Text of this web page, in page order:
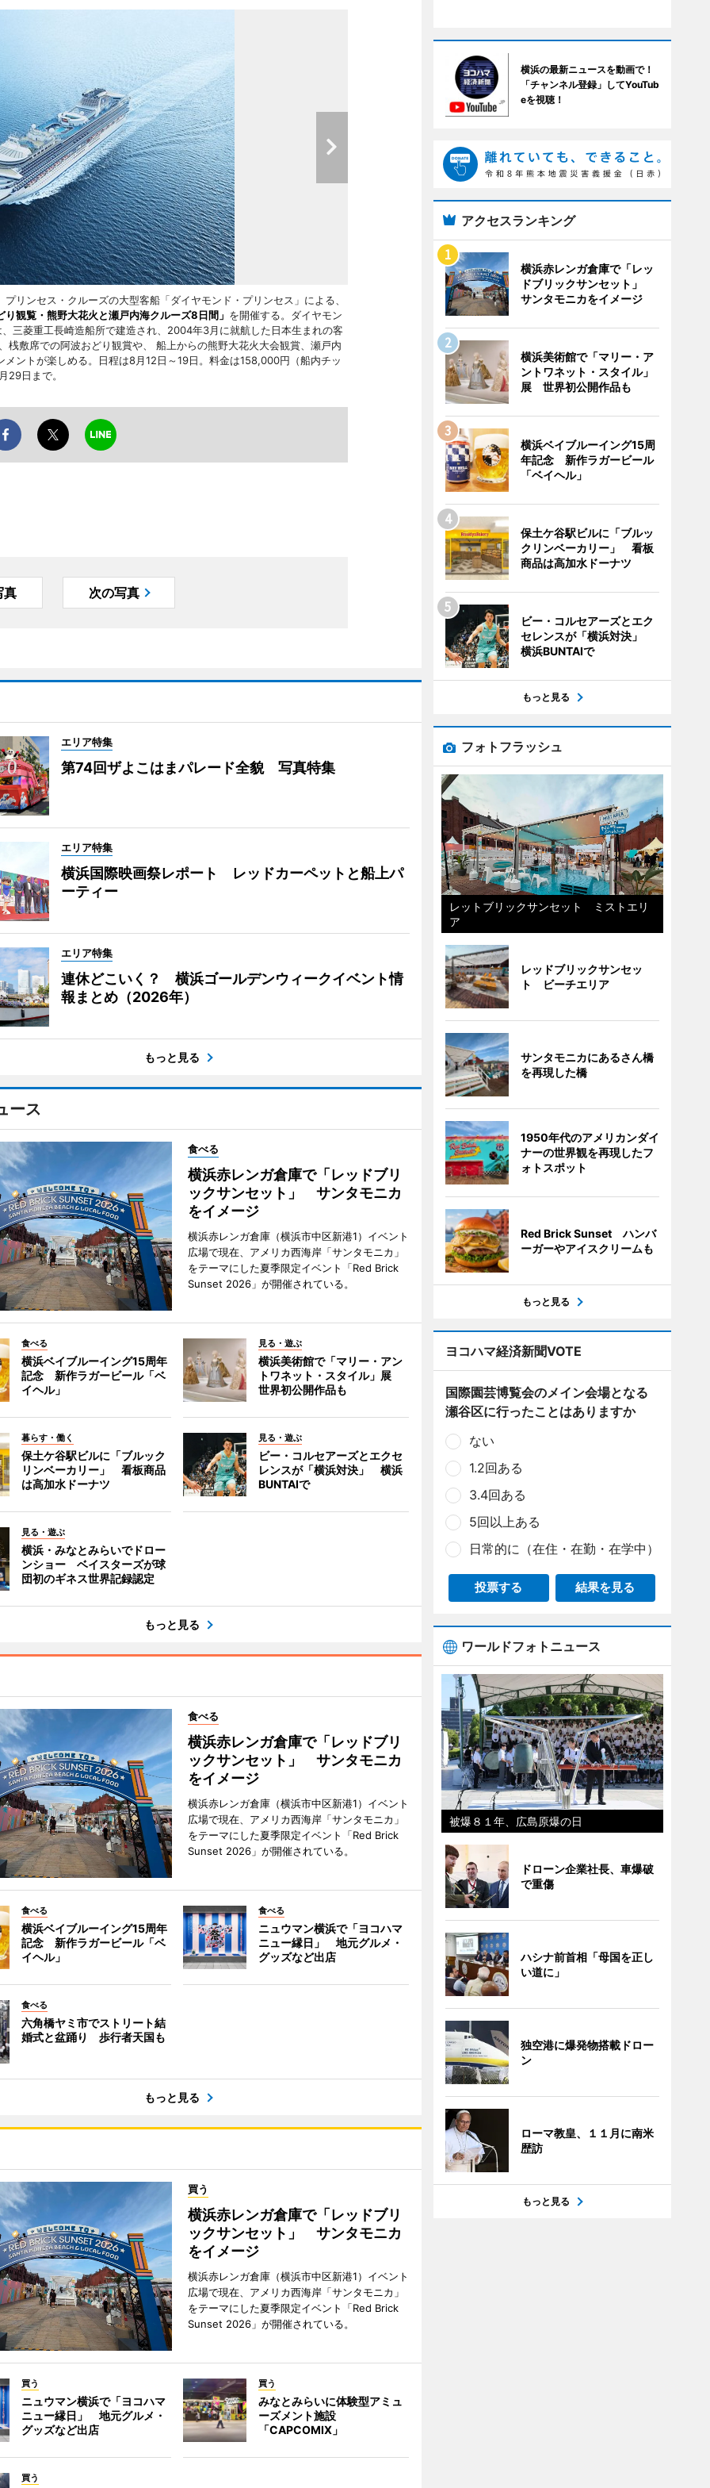
リンセス・クルーズの大型客船「ダイヤモンド・プリンセス」による、
観覧・熊野大花火と瀬戸内海クルーズ8日間」 を開催する。ダイヤモン
三菱重工長崎造船所で建造され、2004年3月に就航した日本生まれの客
敷席での阿波おどり観賞や、 船上からの熊野大花火大会観賞、瀬戸内
ントが楽しめる。日程は8月12日～19日。料金は158,000円（船内チッ
29日まで。
真 次の写真
エリア特集
第74回ザよこはまパレード全貌 写真特集
エリア特集
横浜国際映画祭レポート レッドカーペットと船上パ
ーティー
エリア特集
連休どこいく？ 横浜ゴールデンウィークイベント情
報まとめ（2026年）
もっと見る
ース
食べる
横浜赤レンガ倉庫で「レッドブリ
ックサンセット」 サンタモニカ
をイメージ
横浜赤レンガ倉庫（横浜市中区新港1）イベント
広場で現在、アメリカ西海岸「サンタモニカ」
をテーマにした夏季限定イベント「Red Brick
Sunset 2026」が開催されている。
食べる
横浜ベイブルーイング15周年
記念 新作ラガービール「ベ
イヘル」
見る・遊ぶ
横浜美術館で「マリー・アン
トワネット・スタイル」展
世界初公開作品も
暮らす・働く
保土ケ谷駅ビルに「ブルック
リンベーカリー」 看板商品
は高加水ドーナツ
見る・遊ぶ
ビー・コルセアーズとエクセ
レンスが「横浜対決」 横浜
BUNTAIで
見る・遊ぶ
横浜・みなとみらいでドロー
ンショー ベイスターズが球
団初のギネス世界記録認定
もっと見る
食べる
横浜赤レンガ倉庫で「レッドブリ
ックサンセット」 サンタモニカ
をイメージ
横浜赤レンガ倉庫（横浜市中区新港1）イベント
広場で現在、アメリカ西海岸「サンタモニカ」
をテーマにした夏季限定イベント「Red Brick
Sunset 2026」が開催されている。
食べる
横浜ベイブルーイング15周年
記念 新作ラガービール「ベ
イヘル」
食べる
ニュウマン横浜で「ヨコハマ
ニュー縁日」 地元グルメ・
グッズなど出店
食べる
六角橋ヤミ市でストリート結
婚式と盆踊り 歩行者天国も
もっと見る
買う
横浜赤レンガ倉庫で「レッドブリ
ックサンセット」 サンタモニカ
をイメージ
横浜赤レンガ倉庫（横浜市中区新港1）イベント
広場で現在、アメリカ西海岸「サンタモニカ」
をテーマにした夏季限定イベント「Red Brick
Sunset 2026」が開催されている。
買う
ニュウマン横浜で「ヨコハマ
ニュー縁日」 地元グルメ・
グッズなど出店
買う
みなとみらいに体験型アミュ
ーズメント施設
「CAPCOMIX」
買う
横浜の最新ニュースを動画で！
「チャンネル登録」してYouTub
eを視聴！
アクセスランキング
横浜赤レンガ倉庫で「レッ
ドブリックサンセット」
サンタモニカをイメージ
横浜美術館で「マリー・ア
ントワネット・スタイル」
展 世界初公開作品も
横浜ベイブルーイング15周
年記念 新作ラガービール
「ベイヘル」
保土ケ谷駅ビルに「ブルッ
クリンベーカリー」 看板
商品は高加水ドーナツ
ビー・コルセアーズとエク
セレンスが「横浜対決」
横浜BUNTAIで
もっと見る
フォトフラッシュ
レットブリックサンセット ミストエリ
ア
レッドブリックサンセッ
ト ビーチエリア
サンタモニカにあるさん橋
を再現した橋
1950年代のアメリカンダイ
ナーの世界観を再現したフ
ォトスポット
Red Brick Sunset ハンバ
ーガーやアイスクリームも
もっと見る
ヨコハマ経済新聞VOTE
国際園芸博覧会のメイン会場となる
瀬谷区に行ったことはありますか
ない
1.2回ある
3.4回ある
5回以上ある
日常的に（在住・在勤・在学中）
投票する 結果を見る
ワールドフォトニュース
被爆８１年、広島原爆の日
ドローン企業社長、車爆破
で重傷
ハシナ前首相「母国を正し
い道に」
独空港に爆発物搭載ドロー
ン
ローマ教皇、１１月に南米
歴訪
もっと見る